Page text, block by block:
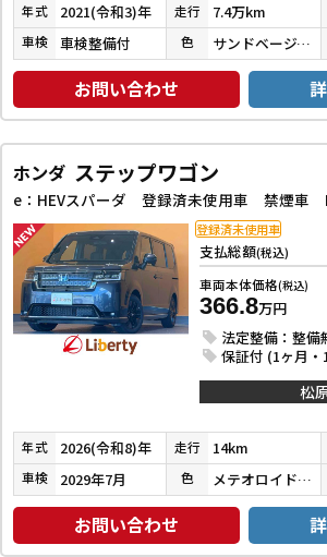
年式 2021(令和3)年 走行 7.4万km
車検 車検整備付 色 サンドベージュメタリック
お問い合わせ
ホンダ ステップワゴン
支払総額(税込)
車両本体価格(税込)
366.8万円
法定整備：整備
保証付 (1ヶ月
登録済未使用車
松
年式 2026(令和8)年 走行 14km
車検 2029年7月 色 メテオロイドグレーメタリック
お問い合わせ